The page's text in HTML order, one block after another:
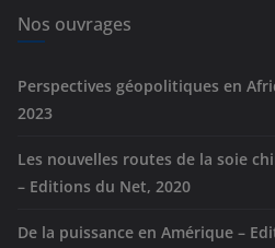
e
s
Nos ouvrages
Perspectives géopolitiques en
2023
Les nouvelles routes de la soie
– Editions du Net, 2020
De la puissance en Amérique –